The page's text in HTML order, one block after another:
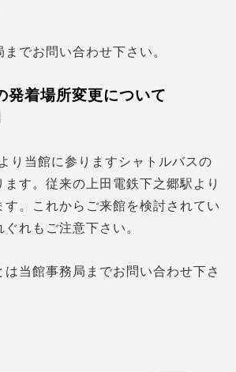
でお問い合わせ下さい。
発着場所変更について
り当館に参りますシャトルバスの
す。従来の上田電鉄下之郷駅より
。これからご来館を検討されてい
れもご注意下さい。
当館事務局までお問い合わせ下さ